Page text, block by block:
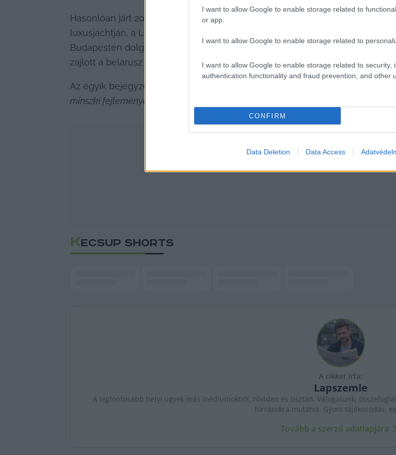
I want to allow Google to enable storage related to
or app.
I want to allow Google to enable storage related to
I want to allow Google to enable storage related to security,
authentication functionality and fraud prevention, and other
CONFIRM
Data Deletion Data Access
Hasonlóan járt 2020 augusztusában Szijjártó Péter külgazdasági és
luxusjachtján, a Lady MRD-n nyaralt az Adriai-tengeren, miközben a
Budapesten dolgozott volna. Olyan képet osztott meg a stábja, hogy
zajlott a belarusz válság, az ellenzéki tüntetések vérbe fojtása.
Az egyik bejegyzés szövege az volt, hogy
„Minden túlzás nélkül égnek a
minszki fejlemények kapcsán.“
Azt is írta, három másik külügyminiszterrel
HIRDETÉS
KECSUP SHORTS
A cikket írta:
Lapszemle
A legfontosabb helyi ügyek más médiumokból, röviden és tisztán. Válogatunk,
forrásokra mutatva. Gyors tájékozódás,
Tovább a szerző adatlapjára